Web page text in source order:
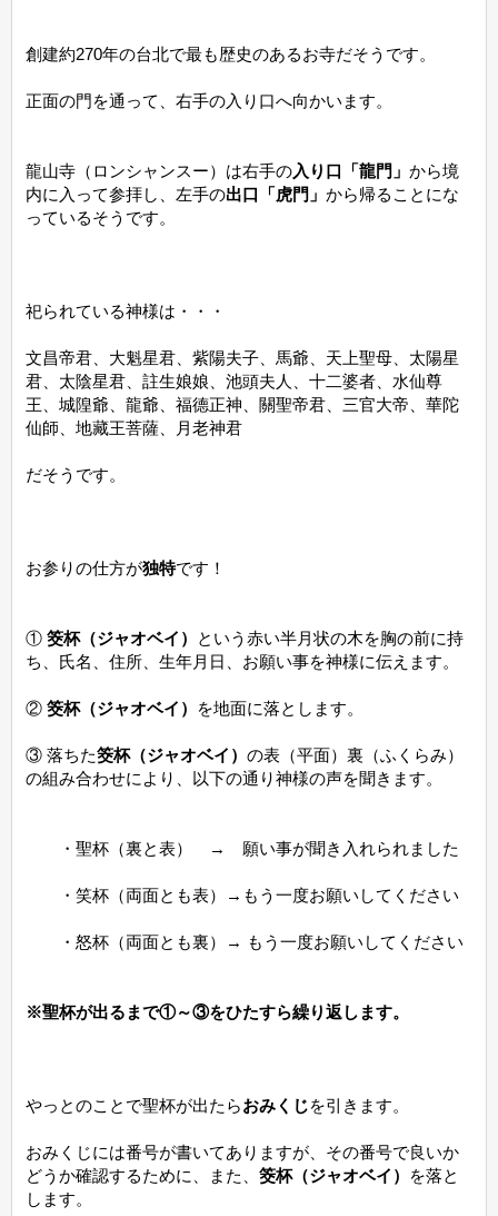
創建約270年の台北で最も歴史のあるお寺だそうです。
正面の門を通って、右手の入り口へ向かいます。
龍山寺（ロンシャンスー）は右手の入り口「龍門」 から境
内に入って参拝し、左手の出口「虎門」 から帰ることにな
っているそうです。
祀られている神様は・・・
文昌帝君、大魁星君、紫陽夫子、馬爺、天上聖母、太陽星
君、太陰星君、註生娘娘、池頭夫人、十二婆者、水仙尊
王、城隍爺、龍爺、福德正神、關聖帝君、三官大帝、華陀
仙師、地藏王菩薩、月老神君
だそうです。
お参りの仕方が独特です！
① 筊杯（ジャオベイ）
という赤い半月状の木を胸の前に持
ち、氏名、住所、生年月日、お願い事を神様に伝えます。
② 筊杯（ジャオベイ） を地面に落とします。
③ 落ちた筊杯（ジャオベイ） の表（平面）裏（ふくらみ）
の組み合わせにより、以下の通り神様の声を聞きます。
・聖杯（裏と表） → 願い事が聞き入れられました
・笑杯（両面とも表）→もう一度お願いしてください
・怒杯（両面とも裏）→ もう一度お願いしてください
※聖杯が出るまで①～③をひたすら繰り返します。
やっとのことで聖杯が出たらおみくじを引きます。
おみくじには番号が書いてありますが、その番号で良いか
どうか確認するために、また、 筊杯（ジャオベイ）
を落と
します。